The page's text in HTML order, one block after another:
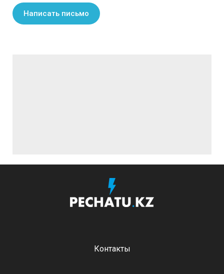
Написать письмо
Контакты